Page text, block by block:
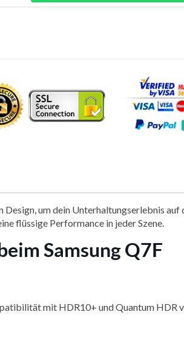
um dein Unterhaltungserlebnis auf
flüssige Performance in jeder Szene.
Samsung Q7F
mit HDR10+ und Quantum HDR